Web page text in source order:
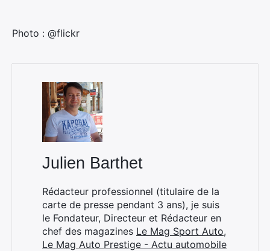
Photo : @flickr
Julien Barthet
Rédacteur professionnel (titulaire de la
carte de presse pendant 3 ans), je suis
le Fondateur, Directeur et Rédacteur en
chef des magazines Le Mag Sport Auto,
Le Mag Auto Prestige - Actu automobile